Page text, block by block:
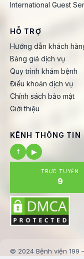
International Guest
HỖ TRỢ
Hướng dẫn khách
Bảng giá dịch vụ
Quy trình khám bệnh
Điều khoản dịch vụ
Chính sách bảo mật
Giới thiệu
KÊNH THÔNG TIN
f
▶
TRỰC TUYẾN
9
© 2024 Bệnh viện 199